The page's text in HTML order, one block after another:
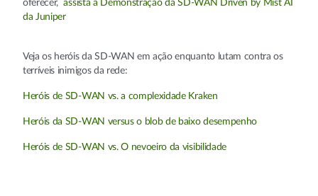
oferecer,assista a Demonstração da SD-WAN Driven by Mist AI
da Juniper
Veja os heróis da SD-WAN em ação enquanto lutam contra os
terríveis inimigos da rede:
Heróis de SD-WAN vs. a complexidade Kraken
Heróis da SD-WAN versus o blob de baixo desempenho
Heróis de SD-WAN vs. O nevoeiro da visibilidade